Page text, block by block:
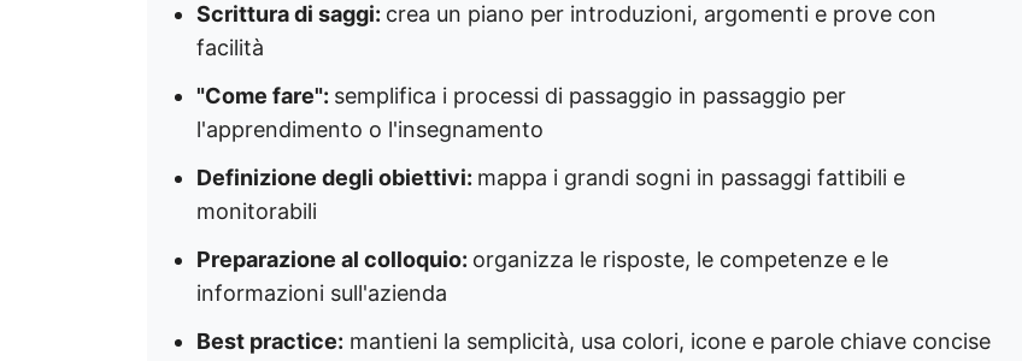
Scrittura di saggi: crea un piano per introduzioni, argomenti e prove con
facilità
"Come fare": semplifica i processi di passaggio in passaggio per
l'apprendimento o l'insegnamento
Definizione degli obiettivi: mappa i grandi sogni in passaggi fattibili e
monitorabili
Preparazione al colloquio: organizza le risposte, le competenze e le
informazioni sull'azienda
Best practice: mantieni la semplicità, usa colori, icone e parole chiave concise